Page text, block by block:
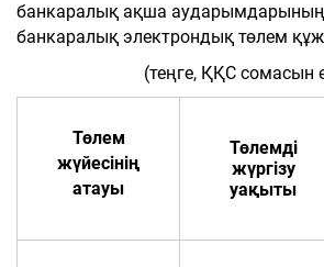
банкаралық ақша аударымдарының
банкаралық электрондық төлем
(теңге, ҚҚС сомасын
Төлем
жүйесінің
атауы
Төлемді
жүргізу
уақыты